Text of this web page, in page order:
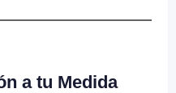
a tu Medida